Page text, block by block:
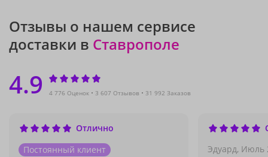
Отзывы о нашем сервисе
доставки в Ставрополе
4.9 4 776 Оценок 3 607 Отзывов 31 992 Заказов
Отлично
Постоянный клиент
Эдуард, Июль